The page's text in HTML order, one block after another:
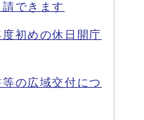
できます
初めの休日開庁
等の広域交付につ